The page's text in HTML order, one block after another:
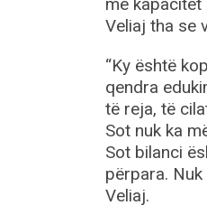
me
Veliaj tha se
“Ky është
qendra
të reja, të
Sot nuk ka
Sot bilanci
përpara.
Veliaj.